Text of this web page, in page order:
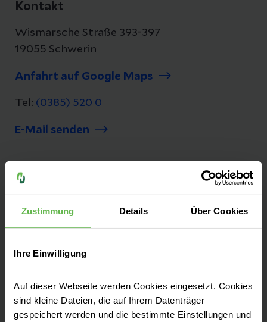
Zustimmung Details Über Cookies
Ihre Einwilligung
Auf dieser Webseite werden Cookies eingesetzt. Cookies
sind kleine Dateien, die auf Ihrem Datenträger
gespeichert werden und die bestimmte Einstellungen und
Kontakt
Wismarsche Straße 393-397
19055 Schwerin
Anfahrt auf Google Maps
Tel: (0385) 520 0
E-Mail senden
Unsere Qualität
"Besser geht immer!", daher ist Qualität bei
uns nicht nur ein Wort, es ist ein Versprechen.
optimieren wir unsere Qualität, damit sie
Zu unseren Qualitätszahlen